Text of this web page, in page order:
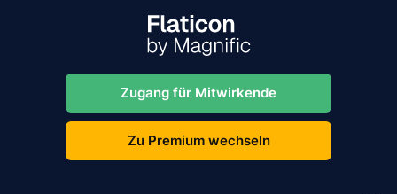
Zugang für Mitwirkende
Zu Premium wechseln